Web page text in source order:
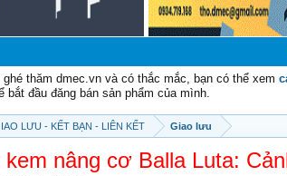
Chào
ghé thăm dmec.vn và có thắc mắc, bạn có thể xem
bắt đầu đăng bán sản phẩm của mình.
LƯU - KẾT BẠN - LIÊN KẾT Giao lưu
nâng cơ Balla Luta: